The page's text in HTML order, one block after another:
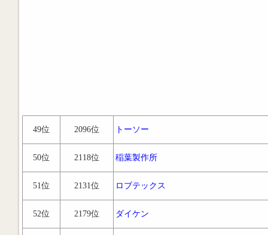
49位 2096位 トーソー
50位 2118位 稲葉製作所
51位 2131位 ロブテックス
52位 2179位 ダイケン